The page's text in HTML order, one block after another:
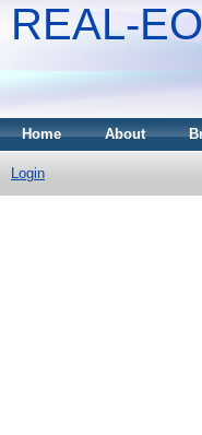
REAL-
Home About
Login